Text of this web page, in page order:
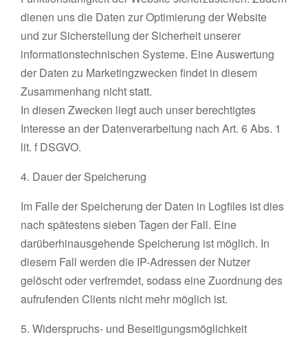
dienen uns die Daten zur Optimierung der Website
und zur Sicherstellung der Sicherheit unserer
informationstechnischen Systeme. Eine Auswertung
der Daten zu Marketingzwecken findet in diesem
Zusammenhang nicht statt.
In diesen Zwecken liegt auch unser berechtigtes
Interesse an der Datenverarbeitung nach Art. 6 Abs. 1
lit. f DSGVO.
4. Dauer der Speicherung
Im Falle der Speicherung der Daten in Logfiles ist dies
nach spätestens sieben Tagen der Fall. Eine
darüberhinausgehende Speicherung ist möglich. In
diesem Fall werden die IP-Adressen der Nutzer
gelöscht oder verfremdet, sodass eine Zuordnung des
aufrufenden Clients nicht mehr möglich ist.
5. Widerspruchs- und Beseitigungsmöglichkeit